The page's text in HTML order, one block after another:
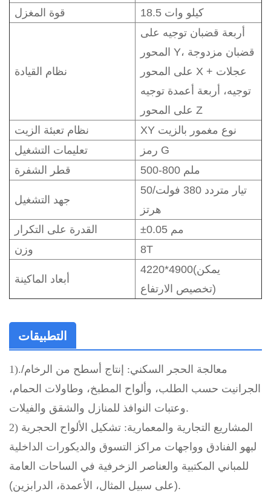
قوة المغزل
18.5 كيلو وات
نظام القيادة
أربعة قضبان توجيه على
المحور Y، قضبان مزدوجة
على المحور X + عجلات
توجيه، أربعة أعمدة توجيه
على المحور Z
نظام تعبئة الزيت
XY نوع مغمور بالزيت
تعليمات التشغيل
رمز G
قطر الشفرة
500-800 ملم
جهد التشغيل
تيار متردد 380 فولت/50
هرتز
القدرة على التكرار
±0.05 مم
وزن
8T
أبعاد الماكينة
4220*4900(يمكن
تخصيص الارتفاع)
التطبيقات
1).معالجة الحجر السكني: إنتاج أسطح من الرخام/
الجرانيت حسب الطلب، وألواح المطبخ، وطاولات الحمام،
وعتبات النوافذ للمنازل والشقق والفيلات.
2) المشاريع التجارية والمعمارية: تشكيل الألواح الحجرية
لبهو الفنادق وواجهات مراكز التسوق والديكورات الداخلية
للمباني المكتبية والعناصر الزخرفية في الساحات العامة
(على سبيل المثال، الأعمدة، الدرابزين).​